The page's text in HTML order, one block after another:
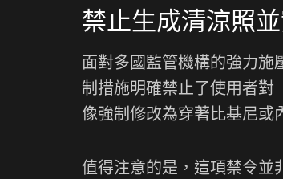
禁止生成清涼照
面對多國監管機構的強力
制措施明確禁止了使用者
像強制修改為穿著比基尼或
值得注意的是，這項禁令並